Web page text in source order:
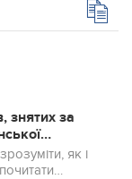
знятих за
як і